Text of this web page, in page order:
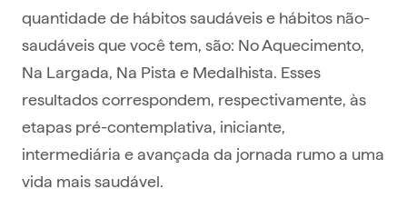
quantidade de hábitos saudáveis e hábitos não-
saudáveis que você tem, são: No Aquecimento,
Na Largada, Na Pista e Medalhista. Esses
resultados correspondem, respectivamente, às
etapas pré-contemplativa, iniciante,
intermediária e avançada da jornada rumo a uma
vida mais saudável.